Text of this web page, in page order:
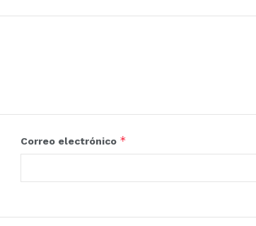
Correo electrónico *